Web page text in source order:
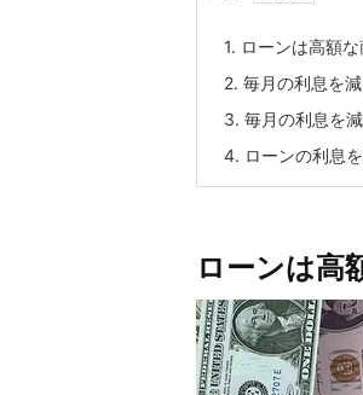
1. ローンは高額
2. 毎月の利息を
3. 毎月の利息を
4. ローンの利息
ローンは高